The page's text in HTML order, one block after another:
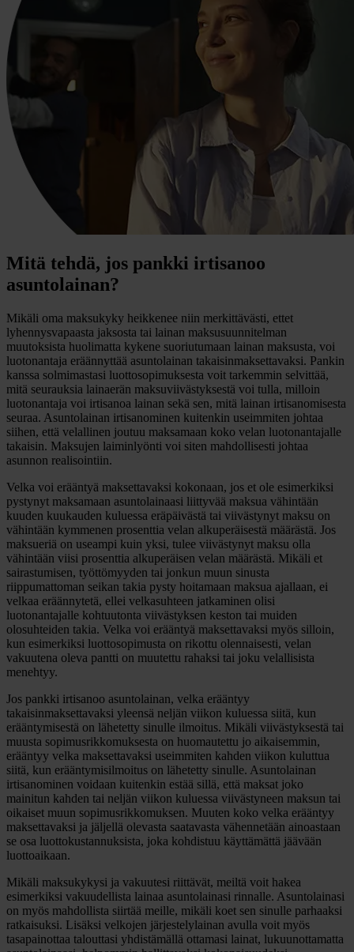
Mitä tehdä, jos pankki irtisanoo
asuntolainan?
Mikäli oma maksukyky heikkenee niin merkittävästi, ettet
lyhennysvapaasta jaksosta tai lainan maksusuunnitelman
muutoksista huolimatta kykene suoriutumaan lainan maksusta, voi
luotonantaja eräännyttää asuntolainan takaisinmaksettavaksi. Pankin
kanssa solmimastasi luottosopimuksesta voit tarkemmin selvittää,
mitä seurauksia lainaerän maksuviivästyksestä voi tulla, milloin
luotonantaja voi irtisanoa lainan sekä sen, mitä lainan irtisanomisesta
seuraa. Asuntolainan irtisanominen kuitenkin useimmiten johtaa
siihen, että velallinen joutuu maksamaan koko velan luotonantajalle
takaisin. Maksujen laiminlyönti voi siten mahdollisesti johtaa
asunnon realisointiin.
Velka voi erääntyä maksettavaksi kokonaan, jos et ole esimerkiksi
pystynyt maksamaan asuntolainaasi liittyvää maksua vähintään
kuuden kuukauden kuluessa eräpäivästä tai viivästynyt maksu on
vähintään kymmenen prosenttia velan alkuperäisestä määrästä. Jos
maksueriä on useampi kuin yksi, tulee viivästynyt maksu olla
vähintään viisi prosenttia alkuperäisen velan määrästä. Mikäli et
sairastumisen, työttömyyden tai jonkun muun sinusta
riippumattoman seikan takia pysty hoitamaan maksua ajallaan, ei
velkaa eräännytetä, ellei velkasuhteen jatkaminen olisi
luotonantajalle kohtuutonta viivästyksen keston tai muiden
olosuhteiden takia. Velka voi erääntyä maksettavaksi myös silloin,
kun esimerkiksi luottosopimusta on rikottu olennaisesti, velan
vakuutena oleva pantti on muutettu rahaksi tai joku velallisista
menehtyy.
Jos pankki irtisanoo asuntolainan, velka erääntyy
takaisinmaksettavaksi yleensä neljän viikon kuluessa siitä, kun
erääntymisestä on lähetetty sinulle ilmoitus. Mikäli viivästyksestä tai
muusta sopimusrikkomuksesta on huomautettu jo aikaisemmin,
erääntyy velka maksettavaksi useimmiten kahden viikon kuluttua
siitä, kun erääntymisilmoitus on lähetetty sinulle. Asuntolainan
irtisanominen voidaan kuitenkin estää sillä, että maksat joko
mainitun kahden tai neljän viikon kuluessa viivästyneen maksun tai
oikaiset muun sopimusrikkomuksen. Muuten koko velka erääntyy
maksettavaksi ja jäljellä olevasta saatavasta vähennetään ainoastaan
se osa luottokustannuksista, joka kohdistuu käyttämättä jäävään
luottoaikaan.
Mikäli maksukykysi ja vakuutesi riittävät, meiltä voit hakea
esimerkiksi vakuudellista lainaa asuntolainasi rinnalle. Asuntolainasi
on myös mahdollista siirtää meille, mikäli koet sen sinulle parhaaksi
ratkaisuksi. Lisäksi velkojen järjestelylainan avulla voit myös
tasapainottaa talouttasi yhdistämällä ottamasi lainat, lukuunottamatta